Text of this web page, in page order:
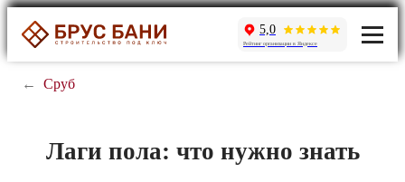
5,0
Рейтинг организации в Яндексе
← Сруб
Лаги пола: что нужно знать